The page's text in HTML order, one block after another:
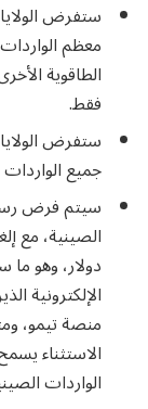
معظم الواردات
فقط.
جميع
دولار، وهو ما
الإلكترونية
منصة تيمو،
الاستثناء
الواردات